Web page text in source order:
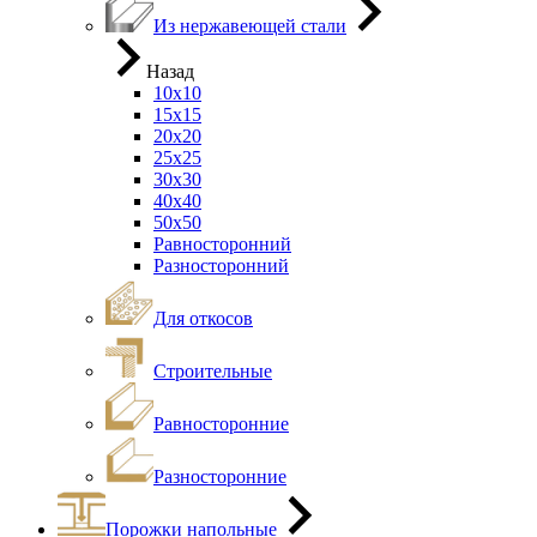
Из нержавеющей стали
Назад
10х10
15х15
20х20
25х25
30х30
40х40
50х50
Равносторонний
Разносторонний
Для откосов
Строительные
Равносторонние
Разносторонние
Порожки напольные